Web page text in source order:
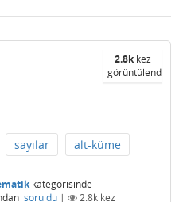
2.8kkez
görüntülendi
sayılar alt-küme
kategorisinde
soruldu | 2.8k kez